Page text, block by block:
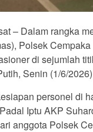
– Dalam rangka
Polsek
di sejumlah
Senin (1/6/
personel di
Iptu AKP
anggota Polsek